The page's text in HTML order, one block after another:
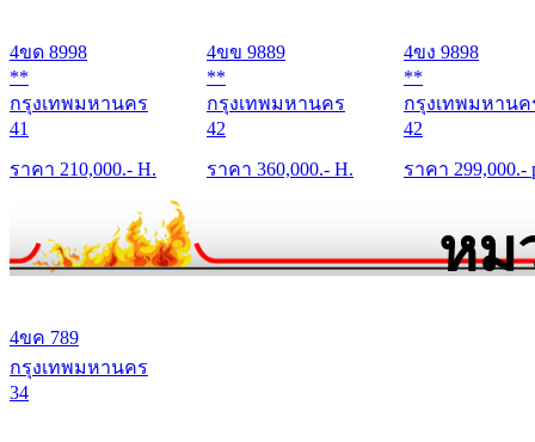
4ขด 8998
**
กรุงเทพมหานคร
41
ราคา 210,000.- H.
4ขข 9889
**
กรุงเทพมหานคร
42
ราคา 360,000.- H.
4ขง 9898
**
กรุงเทพมหานค
42
ราคา 299,000.-
หม
4ขค 789
กรุงเทพมหานคร
34